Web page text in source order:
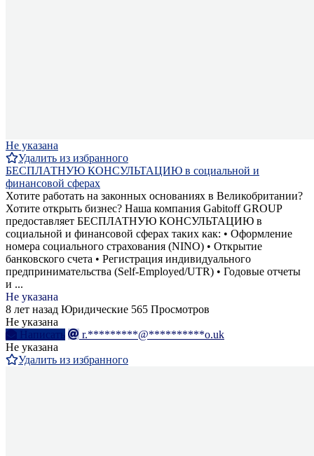
Не указана
Удалить из избранного
БЕСПЛАТНУЮ КОНСУЛЬТАЦИЮ в социальной и
финансовой сферах
Хотите работать на законных основаниях в Великобритании?
Хотите открыть бизнес? Наша компания Gabitoff GROUP
предоставляет БЕСПЛАТНУЮ КОНСУЛЬТАЦИЮ в
социальной и финансовой сферах таких как: • Оформление
номера социального страхования (NINO) • Открытие
банковского счета • Регистрация индивидуального
предпринимательства (Self-Employed/UTR) • Годовые отчеты
и ...
Не указана
8 лет назад Юридические 565 Просмотров
Не указана
Написать
r.*********@**********o.uk
Не указана
Удалить из избранного